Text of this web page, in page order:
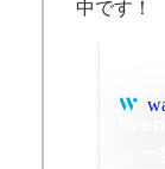
中です！